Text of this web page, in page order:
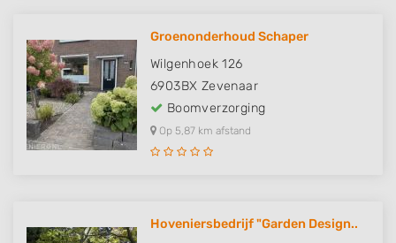
Groenonderhoud Schaper
Wilgenhoek 126
6903BX Zevenaar
Boomverzorging
Op 5,87 km afstand
Hoveniersbedrijf "Garden Design..